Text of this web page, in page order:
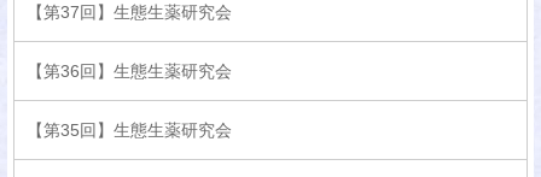
【第37回】生態生薬研究会
【第36回】生態生薬研究会
【第35回】生態生薬研究会